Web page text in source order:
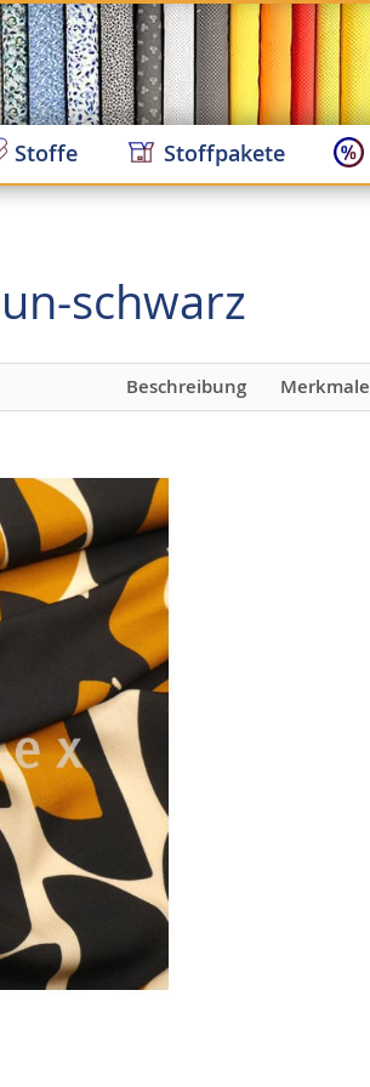
Stoffe Stoffpakete
schwarz
Beschreibung Merkmale